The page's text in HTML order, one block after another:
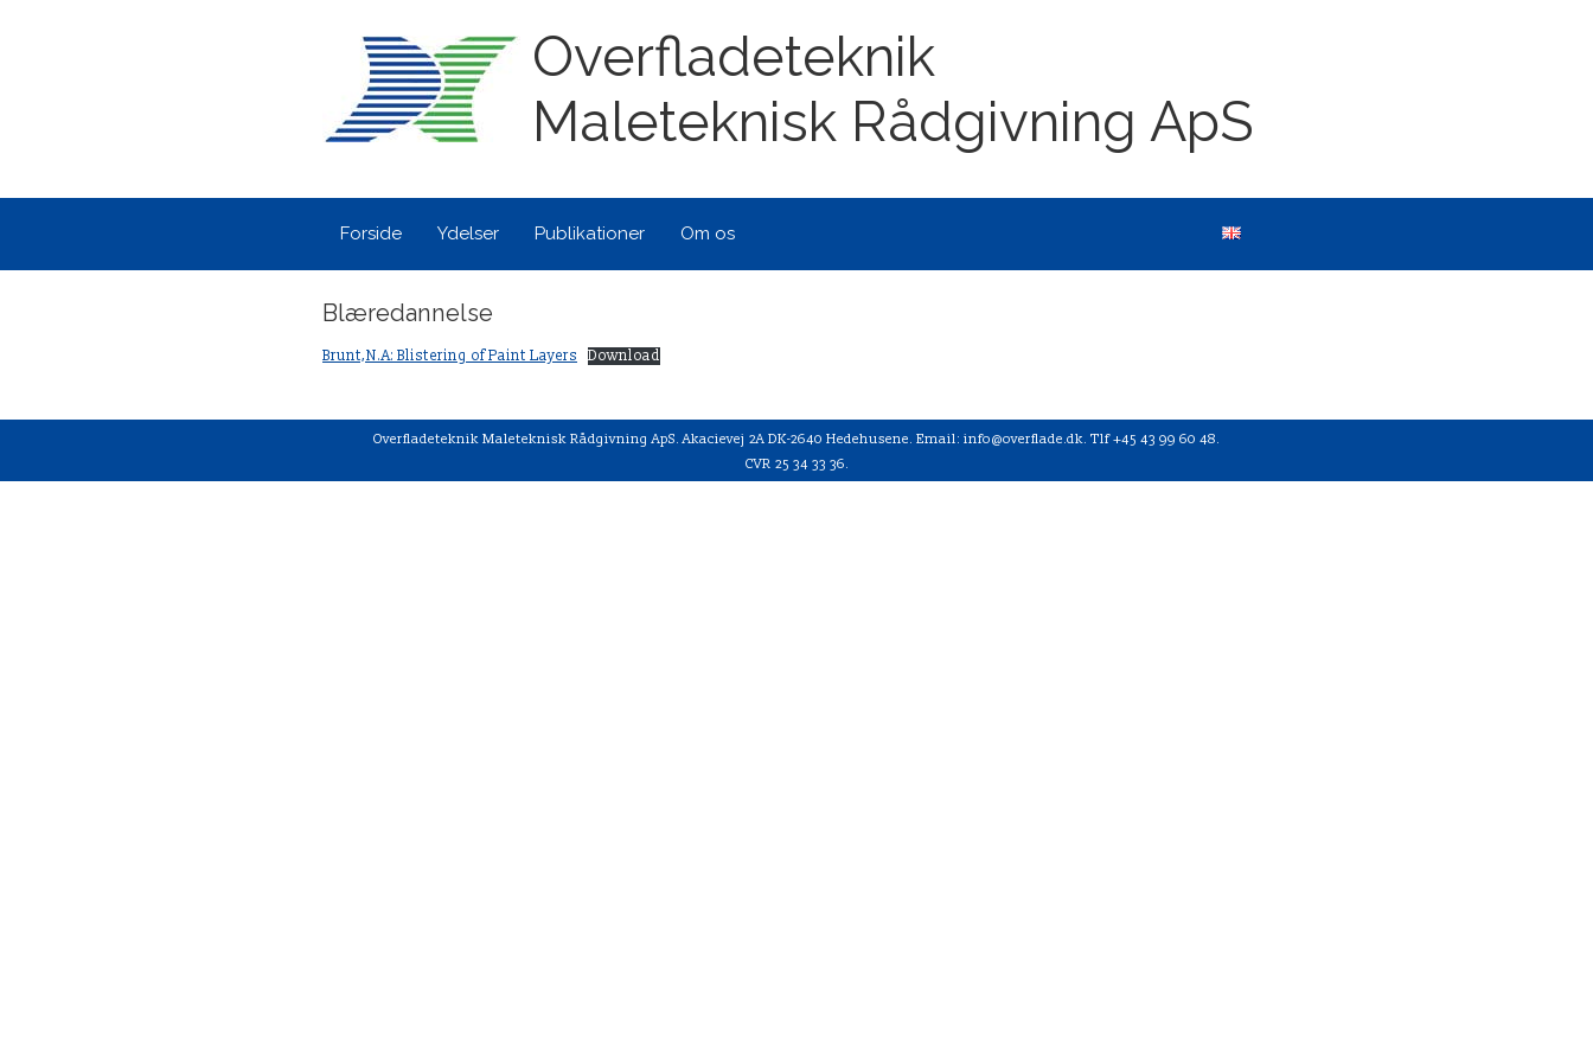
Overfladeteknik
Maleteknisk Rådgivning ApS
Forside Ydelser Publikationer Om os
Blæredannelse
Brunt,N.A: Blistering of Paint Layers Download
Overfladeteknik Maleteknisk Rådgivning ApS. Akacievej 2A DK-2640 Hedehusene. Email: info@overflade.dk. Tlf +45 43 99 60 48.
CVR 25 34 33 36.